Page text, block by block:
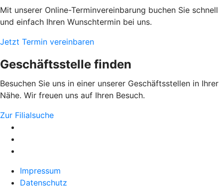
Mit unserer Online-Terminvereinbarung buchen Sie schnell
und einfach Ihren Wunschtermin bei uns.
Jetzt Termin vereinbaren
Geschäftsstelle finden
Besuchen Sie uns in einer unserer Geschäftsstellen in Ihrer
Nähe. Wir freuen uns auf Ihren Besuch.
Zur Filialsuche
Impressum
Datenschutz